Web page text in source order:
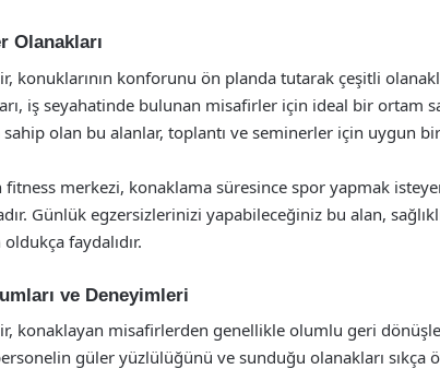
Olanakları
konuklarının konforunu ön planda tutarak çeşitli
iş seyahatinde bulunan misafirler için ideal bir ortam
sahip olan bu alanlar, toplantı ve seminerler için uygun
fitness merkezi, konaklama süresince spor yapmak
Günlük egzersizlerinizi yapabileceğiniz bu alan,
faydalıdır.
ve Deneyimleri
konaklayan misafirlerden genellikle olumlu geri
güler yüzlülüğünü ve sunduğu olanakları sıkça